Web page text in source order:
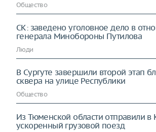
Общество
СК: заведено уголовное дело в
генерала Минобороны Путилова
Люди
В Сургуте завершили второй этап
сквера на улице Республики
Общество
Из Тюменской области отправили в
ускоренный грузовой поезд